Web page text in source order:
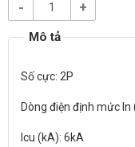
- +
Số cực: 2P
Dòng điện định mức In